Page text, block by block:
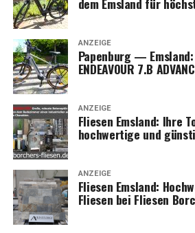
nung bis zur Aus­füh­rung –
si­ger Partner.
ANZEIGE
Papen­burg — Ems­land:
ENDEAVOUR 7.B
ANZEIGE
Flie­sen Ems­land: Ihre
hoch­wer­ti­ge und
ANZEIGE
Flie­sen Ems­land:
Flie­sen bei Flie­sen